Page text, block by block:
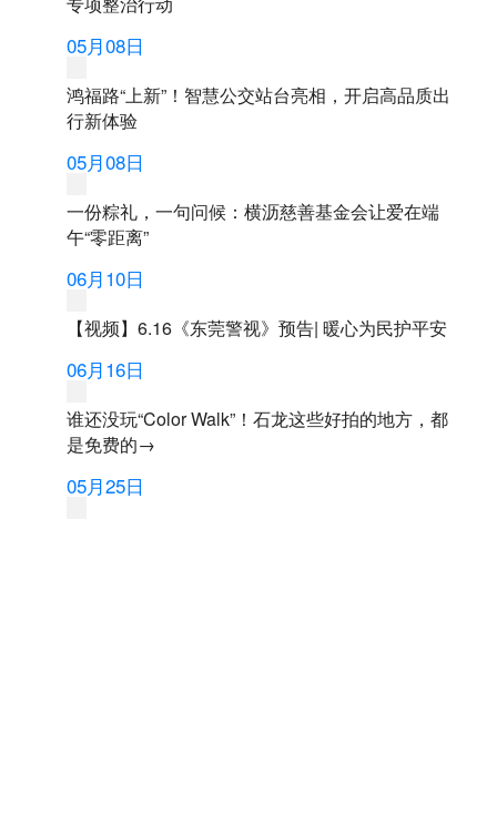
05月08日
鸿福路“上新”！智慧公交站台亮相，开启高品质出
行新体验
05月08日
一份粽礼，一句问候：横沥慈善基金会让爱在端
午“零距离”
06月10日
【视频】6.16《东莞警视》预告| 暖心为民护平安
06月16日
谁还没玩“Color Walk”！石龙这些好拍的地方，都
是免费的→
05月25日